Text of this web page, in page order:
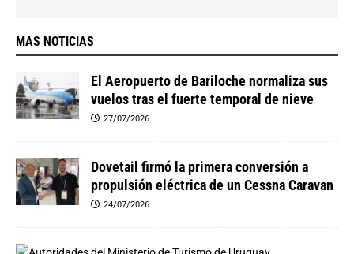
MAS NOTICIAS
El Aeropuerto de Bariloche normaliza sus
vuelos tras el fuerte temporal de nieve
27/07/2026
Dovetail firmó la primera conversión a
propulsión eléctrica de un Cessna Caravan
24/07/2026